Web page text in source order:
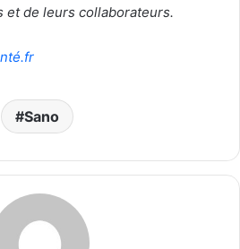
de leurs collaborateurs.
Sano